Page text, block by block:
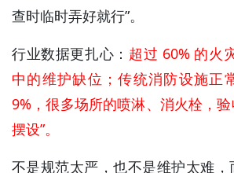
查时临时弄好就行”。
行业数据更扎心： 超过 60% 的火
中的维护缺位；传统消防设施正
9%，很多场所的喷淋、消火栓，
摆设”。
不是规范太严，也不是维护太难，